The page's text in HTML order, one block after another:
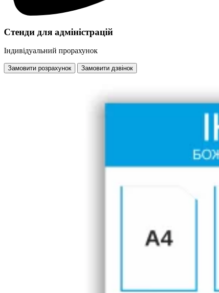
Стенди для адміністрацій
Індивідуальний прорахунок
Замовити розрахунок Замовити дзвінок